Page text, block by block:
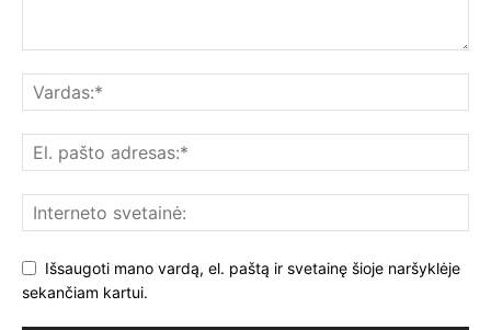
Išsaugoti mano vardą, el. paštą ir svetainę šioje naršyklėje
sekančiam kartui.